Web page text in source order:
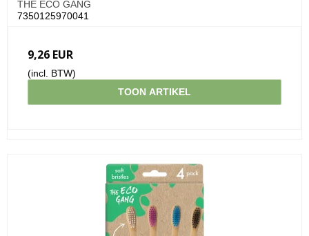
THE ECO GANG
7350125970041
9,26 EUR
(incl. BTW)
TOON ARTIKEL